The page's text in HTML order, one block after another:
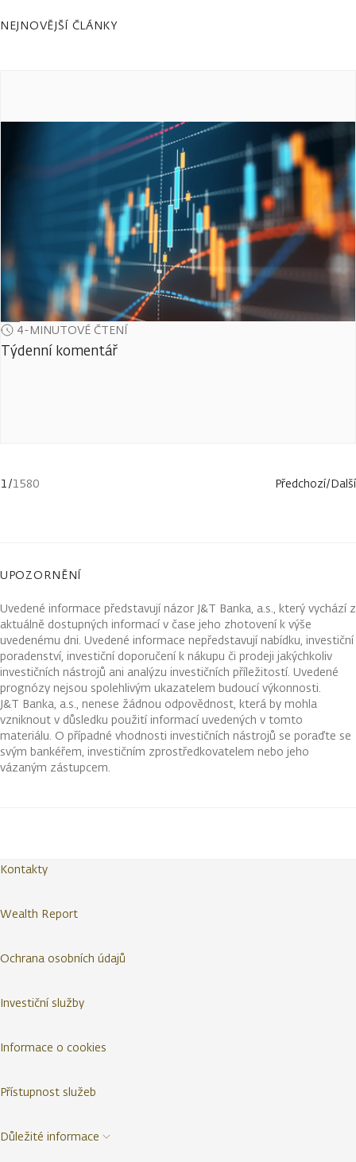
NEJNOVĚJŠÍ ČLÁNKY
4-MINUTOVÉ ČTENÍ
Týdenní komentář
1/1580 Předchozí/Další
UPOZORNĚNÍ
Uvedené informace představují názor J&T Banka, a.s., který vychází z
aktuálně dostupných informací v čase jeho zhotovení k výše
uvedenému dni. Uvedené informace nepředstavují nabídku, investiční
poradenství, investiční doporučení k nákupu či prodeji jakýchkoliv
investičních nástrojů ani analýzu investičních příležitostí. Uvedené
prognózy nejsou spolehlivým ukazatelem budoucí výkonnosti.
J&T Banka, a.s., nenese žádnou odpovědnost, která by mohla
vzniknout v důsledku použití informací uvedených v tomto
materiálu. O případné vhodnosti investičních nástrojů se poraďte se
svým bankéřem, investičním zprostředkovatelem nebo jeho
vázaným zástupcem.
Kontakty
Wealth Report
Ochrana osobních údajů
Investiční služby
Informace o cookies
Přístupnost služeb
Důležité informace